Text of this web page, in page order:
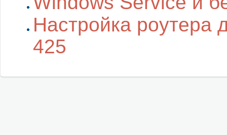
Настройка роутера
425